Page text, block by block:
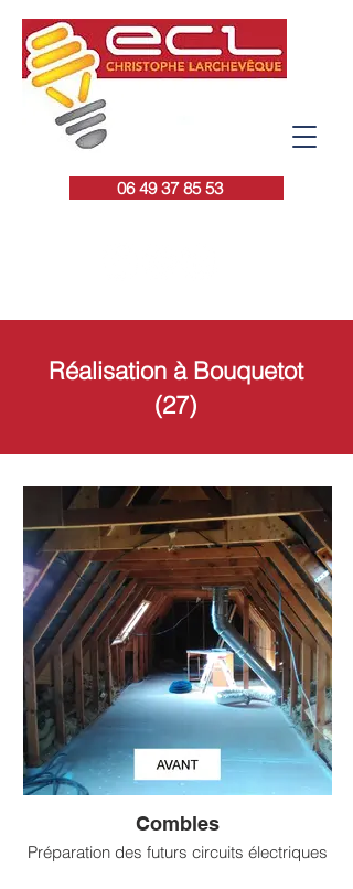
06 49 37 85 53
ECL - Électricité
Christophe Larchevêque
6C, rue des Trottiers
Tél :06 49 37 85 53
christophelarcheveque.elec@gmail.com
Ouvert du lundi au vendredi
de 8h à 19h
Réalisation à Bouquetot
(27)
Combles
Préparation des futurs circuits électriques